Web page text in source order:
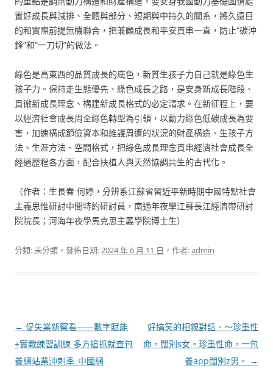
置好成長與減排、全體與部分、短期與中持久的關系，將久遠目
的和實際前提無機聯合，把兼顧成長和平安貫串一直，防止“碳沖
鋒”和“一刀切”的做法。
綠色是高東西的品質成長的底色，新質生孩子力自己就是綠色生
孩子力。保持走生態優先、綠色成長之路，是安身新成長階段、
貫徹新成長理念、構建新成長格式的必定請求。在新征程上，要
以經濟社會成長周全綠色轉型為引領，以動力綠色低碳成長為要
害，加速構成節儉資本和維護周遭的狀況的財產構造、生孩子方
法、生涯方法、空間格式，把綠色成長理念貫串經濟社會成長全
經過歷程各方面，配合扶植人與天然協調共生的古代化。
（作者：生長春 何婷，分辨系江蘇省習近平新時期中國特點社會
主義思惟研討中間特約研討員，南通年夜學江蘇長江經濟帶研討
院院長；河海年夜學馬克思主義學院博士生）
分類: 未分類，發佈日期:2024 年 6 月 11 日 ，作者:admin
文
章
導
← 促失業新察看——數字賦能
+實戰練習訓練 多方搶抓就查包
養網站業沖刺季_中國網
好搞笑的相親對話。～珍重性
命，闊別s女。珍重性命，一包
養app闊別z男。 →